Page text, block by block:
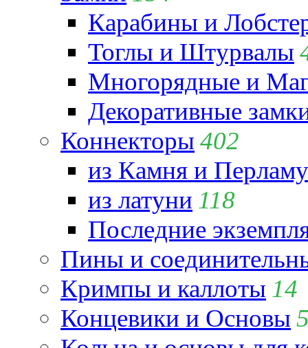
Карабины и
Тоглы и Штурвалы
Многорядные и
Декоративные
Коннекторы 402
из Камня и
из латуни 118
Последние
Пины и
Кримпы и каллоты 14
Концевики и Основы